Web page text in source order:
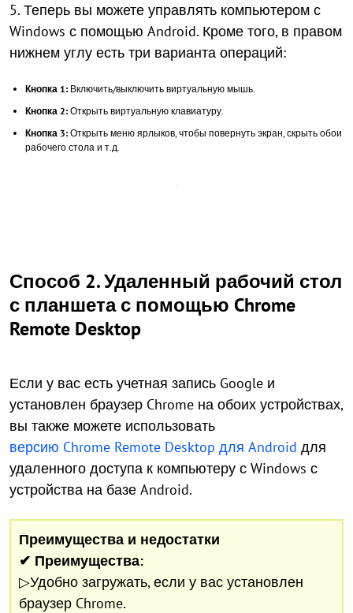
5. Теперь вы можете управлять компьютером с
Windows с помощью Android. Кроме того, в правом
нижнем углу есть три варианта операций:
Кнопка 1: Включить/выключить виртуальную мышь.
Кнопка 2: Открыть виртуальную клавиатуру.
Кнопка 3: Открыть меню ярлыков, чтобы повернуть экран, скрыть обои
рабочего стола и т.д.
Способ 2. Удаленный рабочий стол
с планшета с помощью Chrome
Remote Desktop
Если у вас есть учетная запись Google и
установлен браузер Chrome на обоих устройствах,
вы также можете использовать
версию Chrome Remote Desktop для Android для
удаленного доступа к компьютеру с Windows с
устройства на базе Android.
Преимущества и недостатки
✔ Преимущества:
▷Удобно загружать, если у вас установлен
браузер Chrome.